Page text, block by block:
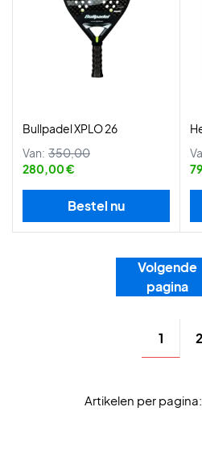
Bullpadel XPLO 26
Van: 350,00
280,00 €
Bestel nu
Volgende
pagina
1 2
Artikelen per pagina: